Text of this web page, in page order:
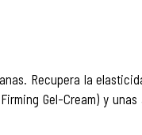
Recupera la
Gel-Cream) y